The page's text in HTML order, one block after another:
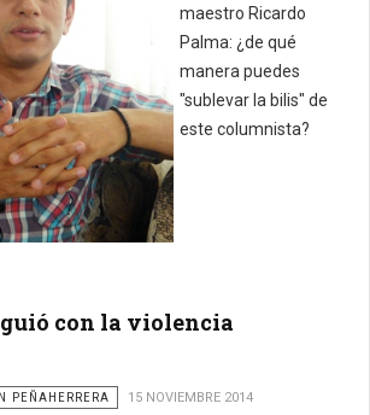
maestro Ricardo
Palma: ¿de qué
manera puedes
"sublevar la bilis" de
este columnista?
con la violencia
PEÑAHERRERA 15 NOVIEMBRE 2014